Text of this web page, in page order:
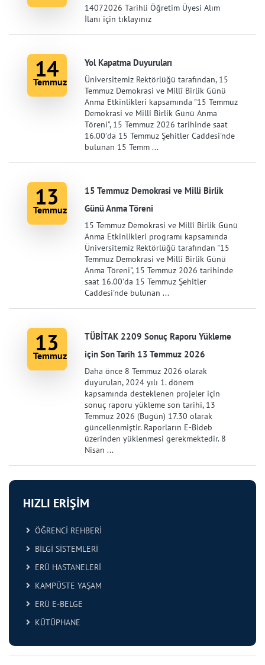
HIZLI ERİŞİM
ÖĞRENCİ REHBERİ
BİLGİ SİSTEMLERİ
ERÜ HASTANELERİ
KAMPÜSTE YAŞAM
ERÜ E-BELGE
KÜTÜPHANE
14072026 Tarihli Öğretim Üyesi Alım
İlanı için tıklayınız
14
Temmuz
Yol Kapatma Duyuruları
Üniversitemiz Rektörlüğü tarafından, 15
Temmuz Demokrasi ve Millî Birlik Günü
Anma Etkinlikleri kapsamında "15 Temmuz
Demokrasi ve Millî Birlik Günü Anma
Töreni", 15 Temmuz 2026 tarihinde saat
16.00'da 15 Temmuz Şehitler Caddesi'nde
bulunan 15 Temm ...
13
Temmuz
15 Temmuz Demokrasi ve Milli Birlik
Günü Anma Töreni
15 Temmuz Demokrasi ve Millî Birlik Günü
Anma Etkinlikleri programı kapsamında
Üniversitemiz Rektörlüğü tarafından "15
Temmuz Demokrasi ve Millî Birlik Günü
Anma Töreni", 15 Temmuz 2026 tarihinde
saat 16.00'da 15 Temmuz Şehitler
Caddesi'nde bulunan ...
13
Temmuz
TÜBİTAK 2209 Sonuç Raporu Yükleme
için Son Tarih 13 Temmuz 2026
Daha önce 8 Temmuz 2026 olarak
duyurulan, 2024 yılı 1. dönem
kapsamında desteklenen projeler için
sonuç raporu yükleme son tarihi, 13
Temmuz 2026 (Bugün) 17.30 olarak
güncellenmiştir. Raporların E-Bideb
üzerinden yüklenmesi gerekmektedir. 8
Nisan ...